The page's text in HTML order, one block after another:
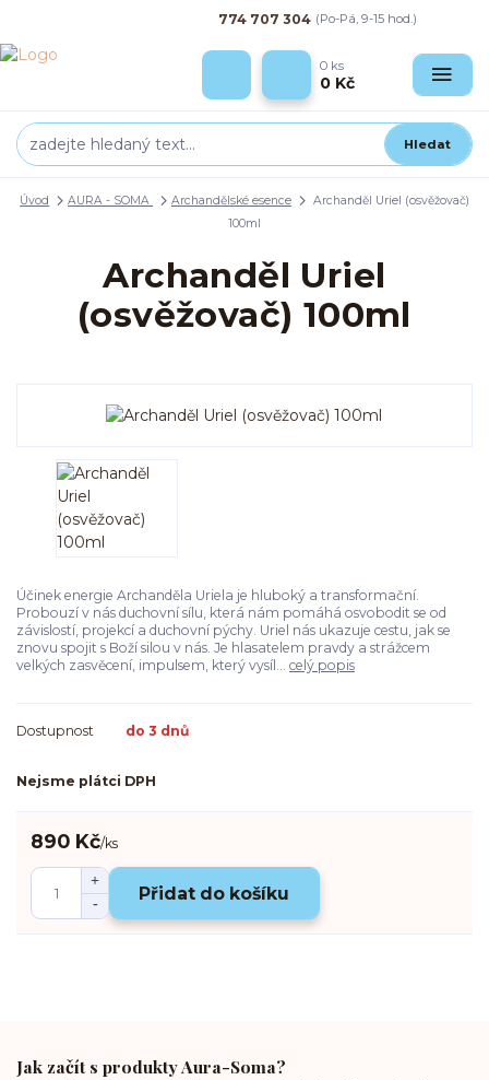
Hledat
774 707 304 (Po-Pá, 9-15 hod.)
0 ks
0 Kč
Úvod AURA - SOMA Archandělské esence
Archanděl Uriel (osvěžovač)
100ml
Archanděl Uriel
(osvěžovač) 100ml
Účinek energie Archanděla Uriela je hluboký a transformační.
Probouzí v nás duchovní sílu, která nám pomáhá osvobodit se od
závislostí, projekcí a duchovní pýchy. Uriel nás ukazuje cestu, jak se
znovu spojit s Boží silou v nás. Je hlasatelem pravdy a strážcem
velkých zasvěcení, impulsem, který vysíl... celý popis
Dostupnost do 3 dnů
Nejsme plátci DPH
890 Kč/ks
Přidat do košíku
Jak začít s produkty Aura-Soma?